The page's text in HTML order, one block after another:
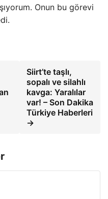
Onun bu görevi
Siirt’te taşlı,
sopalı ve silahlı
kavga: Yaralılar
var! – Son Dakika
Türkiye Haberleri
→